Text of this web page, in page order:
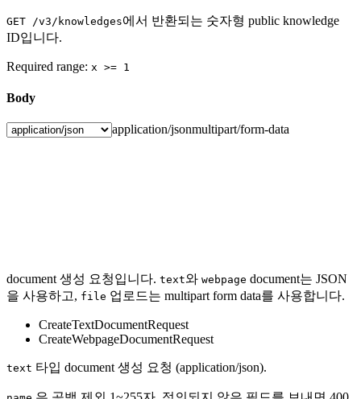
GET /v3/knowledges에서 반환되는 숫자형 public knowledge
ID입니다.
Required range: x >= 1
Body
application/jsonmultipart/form-data
document 생성 요청입니다. text와 webpage document는 JSON
을 사용하고, file 업로드는 multipart form data를 사용합니다.
CreateTextDocumentRequest
CreateWebpageDocumentRequest
text 타입 document 생성 요청 (application/json).